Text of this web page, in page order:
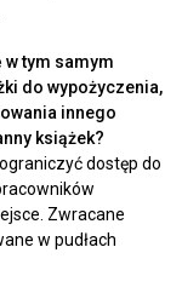
w tym samym
do wypożyczenia,
innego
książek?
dostęp do
Zwracane
w pudłach